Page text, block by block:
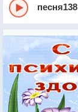
песня138